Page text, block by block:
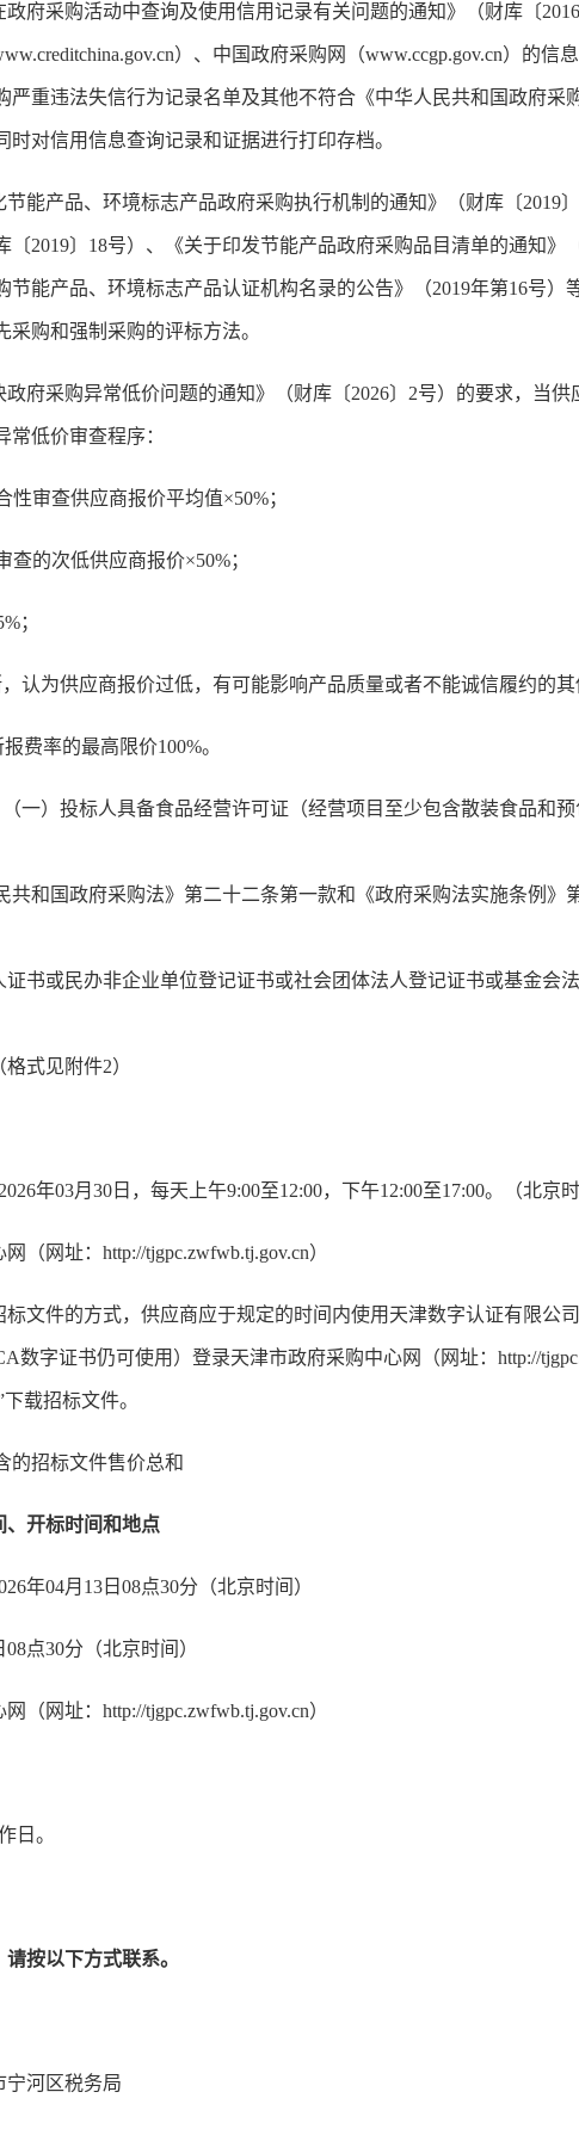
采购活动中查询及使用信用记录有关问题的通知》（财库〔
）、中国政府采购网（www.ccgp.gov.cn）的
严重违法失信行为记录名单及其他不符合《中华人民共和国政府采
对信用信息查询记录和证据进行打印存档。
产品、环境标志产品政府采购执行机制的通知》（财库〔2019
〔2019〕18号）、《关于印发节能产品政府采购品目清单的通知》
节能产品、环境标志产品认证机构名录的公告》（2019年第16号）
购和强制采购的评标方法。
采购异常低价问题的通知》（财库〔2026〕2号）的要求，当供
低价审查程序：
审查供应商报价平均值×50%；
的次低供应商报价×50%；
；
为供应商报价过低，有可能影响产品质量或者不能诚信履约的其
率的最高限价100%。
）投标人具备食品经营许可证（经营项目至少包含散装食品和
共和国政府采购法》第二十二条第一款和《政府采购法实施条例》
书或民办非企业单位登记证书或社会团体法人登记证书或基金会
式见附件2）
年03月30日，每天上午9:00至12:00，下午12:00至17:00。（北京
网址：http://tjgpc.zwfwb.tj.gov.cn）
件的方式，供应商应于规定的时间内使用天津数字认证有限公
数字证书仍可使用）登录天津市政府采购中心网（网址：http://
载招标文件。
招标文件售价总和
、开标时间和地点
04月13日08点30分（北京时间）
点30分（北京时间）
网址：http://tjgpc.zwfwb.tj.gov.cn）
日。
按以下方式联系。
河区税务局